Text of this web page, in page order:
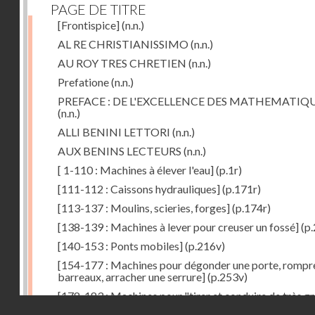
PAGE DE TITRE
[Frontispice](n.n.)
AL RE CHRISTIANISSIMO (n.n.)
AU ROY TRES CHRETIEN (n.n.)
Prefatione(n.n.)
PREFACE : DE L'EXCELLENCE DES
(n.n.)
ALLI BENINI LETTORI (n.n.)
AUX BENINS LECTEURS (n.n.)
[ 1-110 : Machines à élever l'eau](p.1r)
[111-112 : Caissons hydrauliques](p.171r)
[113-137 : Moulins, scieries, forges](p.174r)
[138-139 : Machines à lever pour creuser un fossé]
[140-153 : Ponts mobiles](p.216v)
[154-177 : Machines pour dégonder une porte,
barreaux, arracher une serrure](p.253v)
[178-183 : Machines pour "tirer et conduire de très